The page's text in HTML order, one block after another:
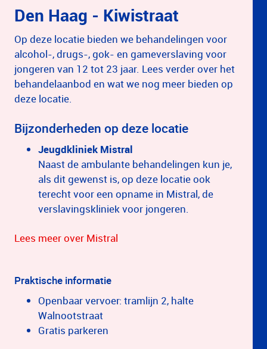
Den Haag - Kiwistraat
Op deze locatie bieden we behandelingen voor
alcohol-, drugs-, gok- en gameverslaving voor
jongeren van 12 tot 23 jaar. Lees verder over het
behandelaanbod en wat we nog meer bieden op
deze locatie.
Bijzonderheden op deze locatie
Jeugdkliniek Mistral
Naast de ambulante behandelingen kun je,
als dit gewenst is, op deze locatie ook
terecht voor een opname in Mistral, de
verslavingskliniek voor jongeren.
Lees meer over Mistral
Praktische informatie
Openbaar vervoer: tramlijn 2, halte
Walnootstraat
Gratis parkeren